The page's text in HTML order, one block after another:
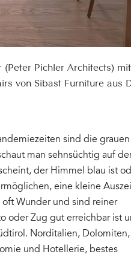
Pichler Architects)
von Sibast Furniture aus
sind die grauen
man sehnsüchtig auf
der Himmel blau ist
eine kleine
oft Wunder und sind reiner
oder Zug gut erreichbar ist
Norditalien, Dolomiten,
und Hotellerie, bestes